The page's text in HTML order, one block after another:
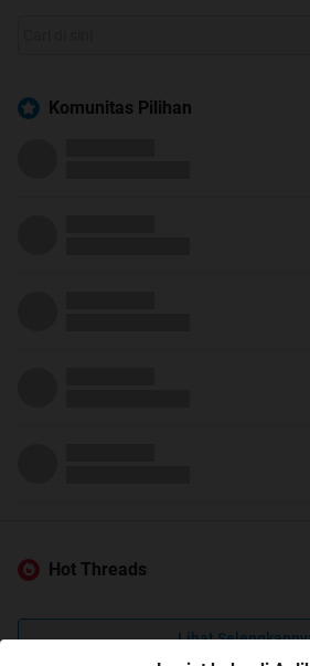
Komunitas Pilihan
Hot Threads
Lihat